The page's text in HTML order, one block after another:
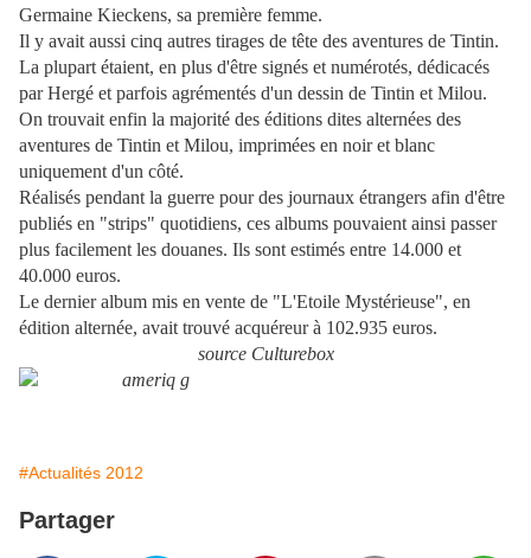
Germaine Kieckens, sa première femme.
Il y avait aussi cinq autres tirages de tête des aventures de Tintin.
La plupart étaient, en plus d'être signés et numérotés, dédicacés
par Hergé et parfois agrémentés d'un dessin de Tintin et Milou.
On trouvait enfin la majorité des éditions dites alternées des
aventures de Tintin et Milou, imprimées en noir et blanc
uniquement d'un côté.
Réalisés pendant la guerre pour des journaux étrangers afin d'être
publiés en "strips" quotidiens, ces albums pouvaient ainsi passer
plus facilement les douanes. Ils sont estimés entre 14.000 et
40.000 euros.
Le dernier album mis en vente de "L'Etoile Mystérieuse", en
édition alternée, avait trouvé acquéreur à 102.935 euros.
source Culturebox
#Actualités 2012
Partager